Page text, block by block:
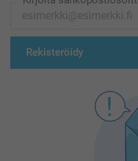
Rekisteröidy